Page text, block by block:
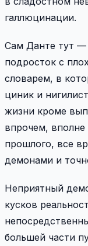
галлюцинации.
Сам Данте тут —
подросток с
словарем, в
циник и
жизни кроме
впрочем, вполне
прошлого, все
демонами и
Неприятный
кусков
большей части